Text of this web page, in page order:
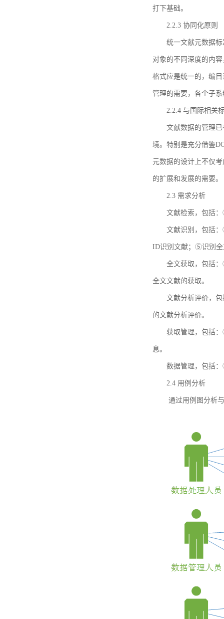
打下基础。
2.2.3 协同化原则
统一文献元数据
对象的不同深度的内
格式应是统一的，编
管理的需要，各个子
2.2.4 与国际相关
文献数据的管理
境。特别是充分借鉴
元数据的设计上不仅
的扩展和发展的需要。
2.3 需求分析
文献检索，包括
文献识别，包括
ID识别文献；⑤识别全
全文获取，包括
全文文献的获取。
文献分析评价，
的文献分析评价。
获取管理，包括
息。
数据管理，包括
2.4 用例分析
通过用例图分析